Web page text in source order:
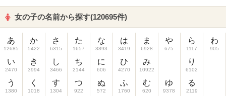
女の子の名前から探す(120695件)
あ
12685
い
2470
う
1380
か
5422
き
3994
く
1018
さ
6315
し
3466
す
1304
た
1657
ち
2144
つ
922
な
3893
に
606
ぬ
572
は
3419
ひ
4270
ふ
1760
ま
6928
み
10922
む
620
や
675
ゆ
9378
ら
1117
り
6102
る
2119
わ
905